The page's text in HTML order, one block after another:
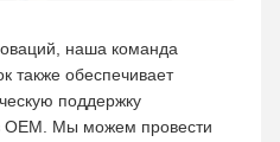
наша команда
также обеспечивает
поддержку
OEM. Мы можем провести